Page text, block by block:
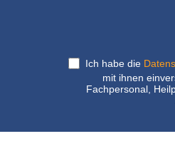
Ich habe die
mit ihnen
Fachpersonal,